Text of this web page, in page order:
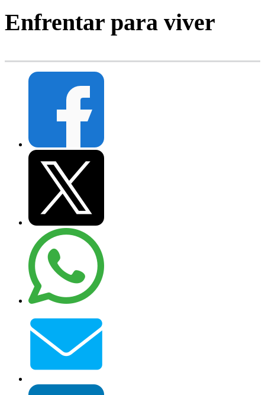
Enfrentar para viver